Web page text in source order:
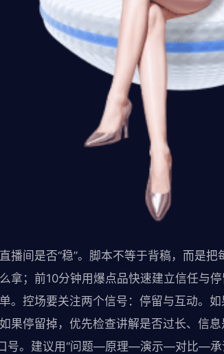
播间是否“稳”。脚本不等于背稿，而是
拿；前10分钟用爆点品快速建立信任与
。控场要关注两个信号：停留与互动。
果停留掉，优先检查讲解是否过长、信
号。建议用“问题—原理—演示—对比—承